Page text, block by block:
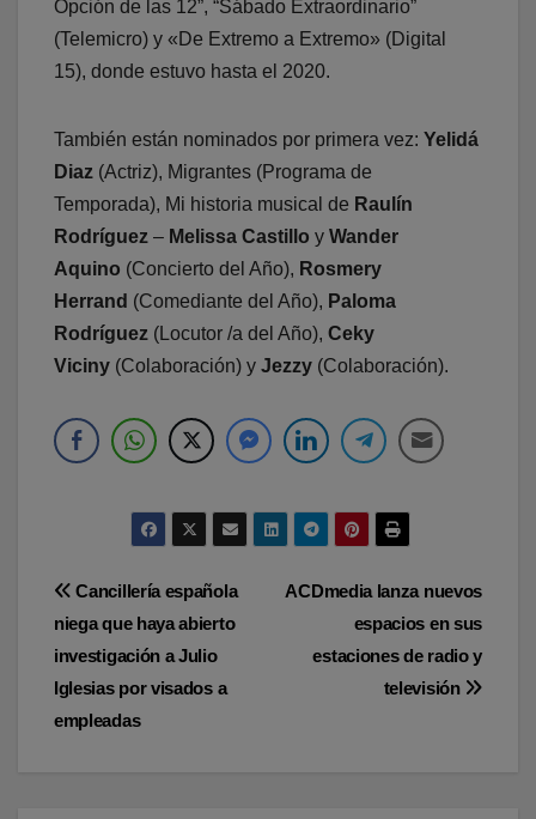
Opción de las 12”, “Sábado Extraordinario”
(Telemicro) y «De Extremo a Extremo» (Digital
15), donde estuvo hasta el 2020.
También están nominados por primera vez: Yelidá
Diaz (Actriz), Migrantes (Programa de
Temporada), Mi historia musical de Raulín
Rodríguez – Melissa Castillo y Wander
Aquino (Concierto del Año), Rosmery
Herrand (Comediante del Año), Paloma
Rodríguez (Locutor /a del Año), Ceky
Viciny (Colaboración) y Jezzy (Colaboración).
Navegación
de
entradas
ACDmedia lanza nuevos
espacios en sus
estaciones de radio y
televisión
Cancillería española
niega que haya abierto
investigación a Julio
Iglesias por visados a
empleadas